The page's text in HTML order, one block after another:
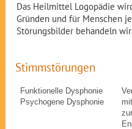
Das Heilmittel Logopädie
Gründen und für Menschen
Störungsbilder behandeln
Stimmstörungen
Funktionelle Dysphonie
Psychogene Dysphonie